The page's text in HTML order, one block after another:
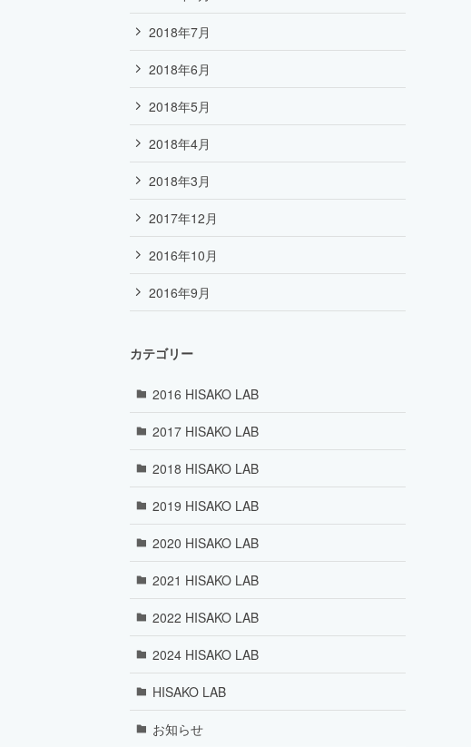
2018年7月
2018年6月
2018年5月
2018年4月
2018年3月
2017年12月
2016年10月
2016年9月
カテゴリー
2016 HISAKO LAB
2017 HISAKO LAB
2018 HISAKO LAB
2019 HISAKO LAB
2020 HISAKO LAB
2021 HISAKO LAB
2022 HISAKO LAB
2024 HISAKO LAB
HISAKO LAB
お知らせ